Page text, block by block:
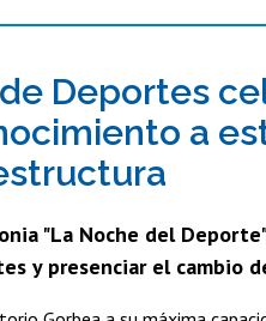
Deportes
a
"La Noche del
y presenciar el cambio